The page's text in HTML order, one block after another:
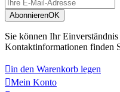
AbonnierenOK
Sie können Ihr
Kontaktinformationen finden
in den Warenkorb legen
Mein Konto